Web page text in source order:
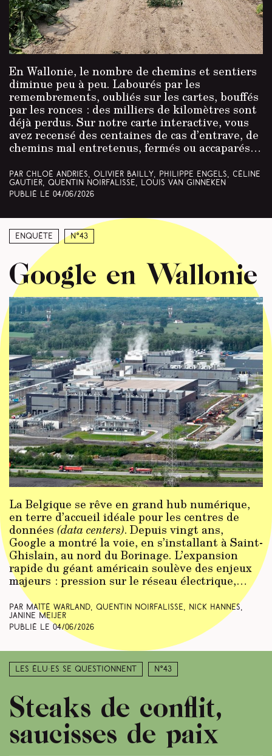
En Wallonie, le nombre de chemins et sentiers
diminue peu à peu. Labourés par les
remembrements, oubliés sur les cartes, bouffés
par les ronces : des milliers de kilomètres sont
déjà perdus. Sur notre carte interactive, vous
avez recensé des centaines de cas d’entrave, de
chemins mal entretenus, fermés ou accaparés…
Par Chloé Andries, Olivier Bailly, Philippe Engels, Céline
Gautier, Quentin Noirfalisse, Louis Van Ginneken
Publié le 04/06/2026
Enquête N°43
Google en Wallonie
La Belgique se rêve en grand hub numérique,
en terre d’accueil idéale pour les centres de
données (data centers). Depuis vingt ans,
Google a montré la voie, en s’installant à Saint-
Ghislain, au nord du Borinage. L’expansion
rapide du géant américain soulève des enjeux
majeurs : pression sur le réseau électrique,…
Par Maïté Warland, Quentin Noirfalisse, Nick Hannes,
Janine Meijer
Publié le 04/06/2026
Les élu·es se questionnent N°43
Steaks de conflit,
saucisses de paix